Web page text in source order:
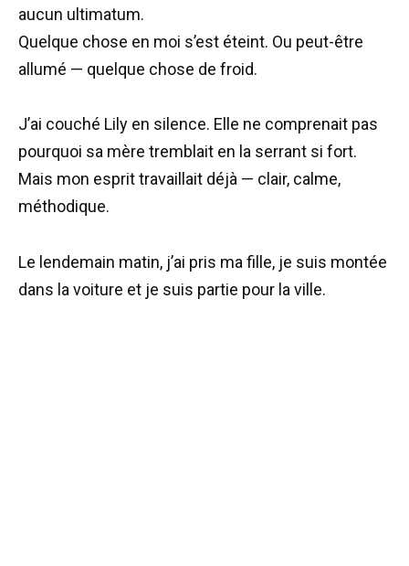
aucun ultimatum.
Quelque chose en moi s’est éteint. Ou peut-être
allumé — quelque chose de froid.
J’ai couché Lily en silence. Elle ne comprenait pas
pourquoi sa mère tremblait en la serrant si fort.
Mais mon esprit travaillait déjà — clair, calme,
méthodique.
Le lendemain matin, j’ai pris ma fille, je suis montée
dans la voiture et je suis partie pour la ville.